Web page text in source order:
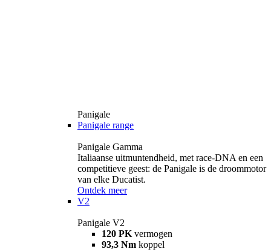
Panigale
Panigale range
Panigale Gamma
Italiaanse uitmuntendheid, met race-DNA en een
competitieve geest: de Panigale is de droommotor
van elke Ducatist.
Ontdek meer
V2
Panigale V2
120 PK vermogen
93,3 Nm koppel